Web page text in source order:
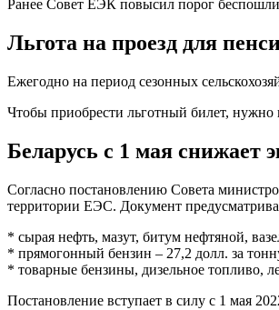
Ранее Совет ЕЭК повысил порог
Льгота на проезд для
Ежегодно на период сезонных
Чтобы приобрести льготный билет, нужно
Беларусь с 1 мая
Согласно постановлению Совета
территории ЕЭС. Документ
* сырая нефть, мазут, битум нефтяной,
* прямогонный бензин – 27,2 долл. за
* товарные бензины, дизельное топливо,
Постановление вступает в силу с 1 мая